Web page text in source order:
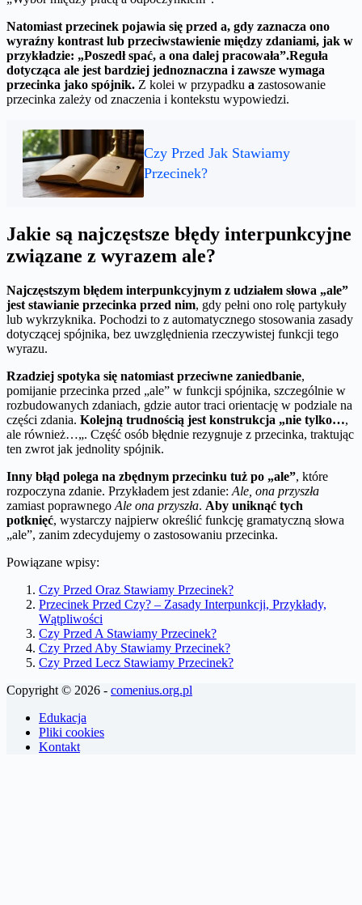
Natomiast przecinek pojawia się przed a, gdy zaznacza ono
wyraźny kontrast lub przeciwstawienie między zdaniami, jak w
przykładzie: „Poszedł spać, a ona dalej pracowała”.Reguła
dotycząca ale jest bardziej jednoznaczna i zawsze wymaga
przecinka jako spójnik. Z kolei w przypadku a zastosowanie
przecinka zależy od znaczenia i kontekstu wypowiedzi.
Czy Przed Jak Stawiamy
Przecinek?
Jakie są najczęstsze błędy interpunkcyjne
związane z wyrazem ale?
Najczęstszym błędem interpunkcyjnym z udziałem słowa „ale”
jest stawianie przecinka przed nim, gdy pełni ono rolę partykuły
lub wykrzyknika. Pochodzi to z automatycznego stosowania zasady
dotyczącej spójnika, bez uwzględnienia rzeczywistej funkcji tego
wyrazu.
Rzadziej spotyka się natomiast przeciwne zaniedbanie,
pomijanie przecinka przed „ale” w funkcji spójnika, szczególnie w
rozbudowanych zdaniach, gdzie autor traci orientację w podziale na
części zdania. Kolejną trudnością jest konstrukcja „nie tylko…,
ale również…„. Część osób błędnie rezygnuje z przecinka, traktując
ten zwrot jak jednolity spójnik.
Inny błąd polega na zbędnym przecinku tuż po „ale”, które
rozpoczyna zdanie. Przykładem jest zdanie: Ale, ona przyszła
zamiast poprawnego Ale ona przyszła. Aby uniknąć tych
potknięć, wystarczy najpierw określić funkcję gramatyczną słowa
„ale”, zanim zdecydujemy o zastosowaniu przecinka.
Powiązane wpisy:
Czy Przed Oraz Stawiamy Przecinek?
Przecinek Przed Czy? – Zasady Interpunkcji, Przykłady,
Wątpliwości
Czy Przed A Stawiamy Przecinek?
Czy Przed Aby Stawiamy Przecinek?
Czy Przed Lecz Stawiamy Przecinek?
Copyright © 2026 - comenius.org.pl
Edukacja
Pliki cookies
Kontakt